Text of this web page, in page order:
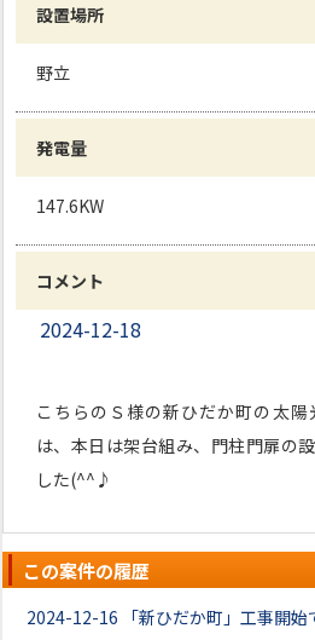
設置場所
野立
発電量
147.6KW
コメント
2024-12-18
こちらのＳ様の新ひだか町の太
は、本日は架台組み、門柱門扉の
した(^^♪
この案件の履歴
2024-12-16 「新ひだか町」工事開始